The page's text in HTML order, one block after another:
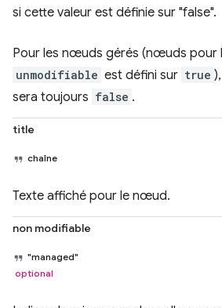
si cette valeur est définie sur "false".
Pour les nœuds gérés (nœuds pour
unmodifiable est défini sur true
sera toujours false .
title
chaîne
Texte affiché pour le nœud.
non modifiable
"managed"
optional